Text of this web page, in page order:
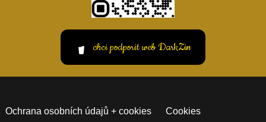
chci podporit web DarkZin
Ochrana osobních údajů + cookies Cookies